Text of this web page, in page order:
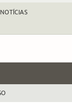
NOTÍCIAS